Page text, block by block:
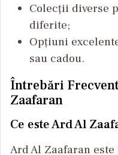
Colecții diverse
diferite;
Opțiuni
sau cadou.
Întrebări
Zaafaran
Ce este Ard Al
Ard Al Zaafaran